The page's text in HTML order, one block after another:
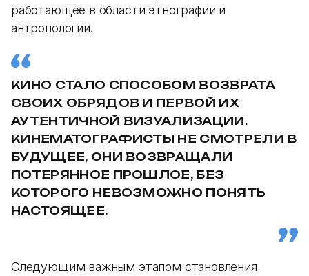
работающее в области этнографии и
антропологии.
КИНО СТАЛО СПОСОБОМ ВОЗВРАТА
СВОИХ ОБРЯДОВ И ПЕРВОЙ ИХ
АУТЕНТИЧНОЙ ВИЗУАЛИЗАЦИИ.
КИНЕМАТОГРАФИСТЫ НЕ СМОТРЕЛИ В
БУДУЩЕЕ, ОНИ ВОЗВРАЩАЛИ
ПОТЕРЯННОЕ ПРОШЛОЕ, БЕЗ
КОТОРОГО НЕВОЗМОЖНО ПОНЯТЬ
НАСТОЯЩЕЕ.
Следующим важным этапом становления